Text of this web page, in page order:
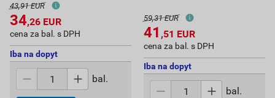
43,91 EUR
34,26 EUR
cena za bal. s DPH
Iba na dopyt
bal.
59,31 EUR
41 ,51 EUR
cena za bal. s DPH
Iba na dopyt
bal.